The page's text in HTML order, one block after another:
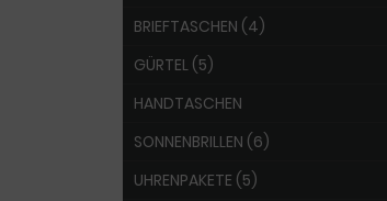
BRIEFTASCHEN (4)
GÜRTEL (5)
HANDTASCHEN
SONNENBRILLEN (6)
UHRENPAKETE (5)